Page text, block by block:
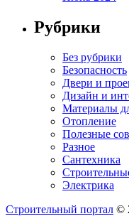
Рубрики
Без рубрики
Безопасность
Двери и
Дизайн и
Материалы
Отопление
Полезные
Разное
Сантехника
Электрика
Строительный портал ©